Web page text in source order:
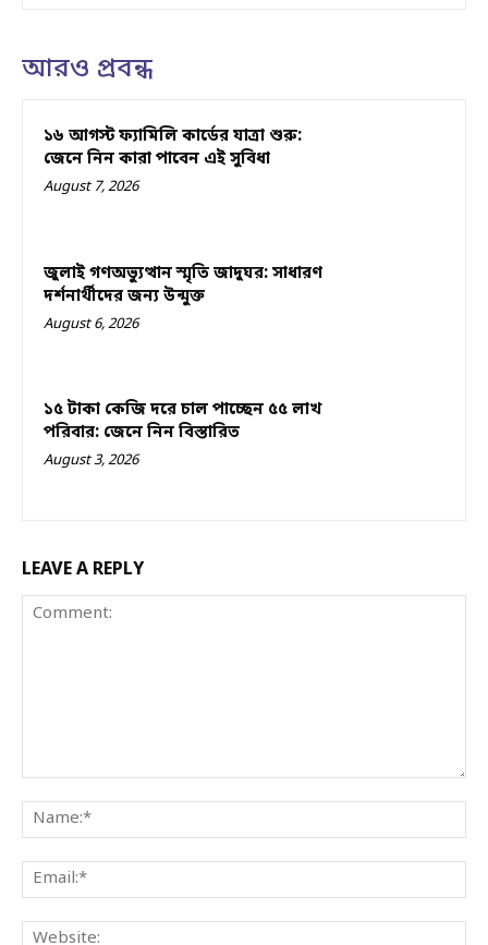
আরও প্রবন্ধ
১৬ আগস্ট ফ্যামিলি কার্ডের যাত্রা শুরু:
জেনে নিন কারা পাবেন এই সুবিধা
August 7, 2026
জুলাই গণঅভ্যুত্থান স্মৃতি জাদুঘর: সাধারণ
দর্শনার্থীদের জন্য উন্মুক্ত
August 6, 2026
১৫ টাকা কেজি দরে চাল পাচ্ছেন ৫৫ লাখ
পরিবার: জেনে নিন বিস্তারিত
August 3, 2026
LEAVE A REPLY